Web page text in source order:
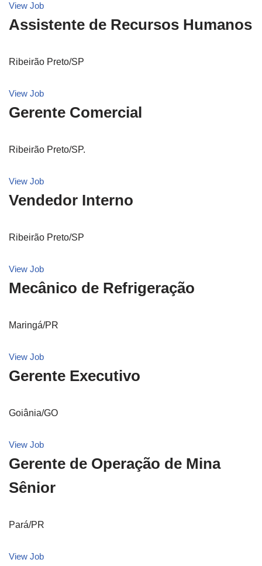
View Job
Assistente de Recursos Humanos
Ribeirão Preto/SP
View Job
Gerente Comercial
Ribeirão Preto/SP.
View Job
Vendedor Interno
Ribeirão Preto/SP
View Job
Mecânico de Refrigeração
Maringá/PR
View Job
Gerente Executivo
Goiânia/GO
View Job
Gerente de Operação de Mina
Sênior
Pará/PR
View Job